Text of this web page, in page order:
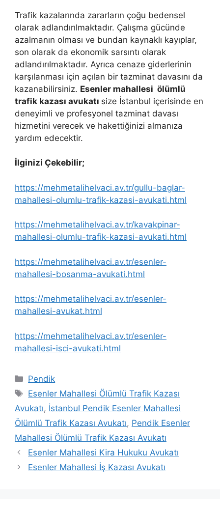
Trafik kazalarında zararların çoğu bedensel
olarak adlandırılmaktadır. Çalışma gücünde
azalmanın olması ve bundan kaynaklı kayıplar,
son olarak da ekonomik sarsıntı olarak
adlandırılmaktadır. Ayrıca cenaze giderlerinin
karşılanması için açılan bir tazminat davasını da
kazanabilirsiniz. Esenler mahallesi ölümlü
trafik kazası avukatı size İstanbul içerisinde en
deneyimli ve profesyonel tazminat davası
hizmetini verecek ve hakettiğinizi almanıza
yardım edecektir.
İlginizi Çekebilir;
https://mehmetalihelvaci.av.tr/gullu-baglar-
mahallesi-olumlu-trafik-kazasi-avukati.html
https://mehmetalihelvaci.av.tr/kavakpinar-
mahallesi-olumlu-trafik-kazasi-avukati.html
https://mehmetalihelvaci.av.tr/esenler-
mahallesi-bosanma-avukati.html
https://mehmetalihelvaci.av.tr/esenler-
mahallesi-avukat.html
https://mehmetalihelvaci.av.tr/esenler-
mahallesi-isci-avukati.html
Kategoriler
Pendik
Etiketler
Esenler Mahallesi Ölümlü Trafik Kazası
Avukatı, İstanbul Pendik Esenler Mahallesi
Ölümlü Trafik Kazası Avukatı, Pendik Esenler
Mahallesi Ölümlü Trafik Kazası Avukatı
Esenler Mahallesi Kira Hukuku Avukatı
Esenler Mahallesi İş Kazası Avukatı